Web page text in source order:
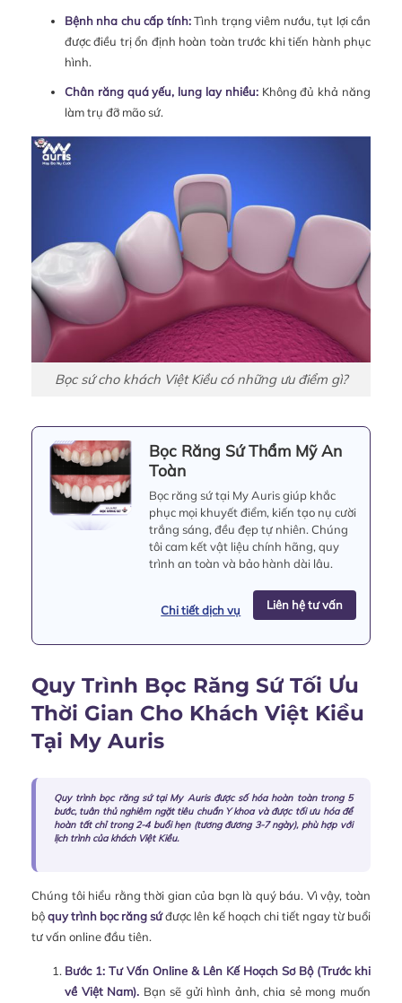
Bệnh nha chu cấp tính:Tình trạng viêm nướu, tụt lợi cần
được điều trị ổn định hoàn toàn trước khi tiến hành phục
hình.
Chân răng quá yếu, lung lay nhiều:Không đủ khả năng
làm trụ đỡ mão sứ.
Bọc sứ cho khách Việt Kiều có những ưu điểm gì?
Bọc Răng Sứ Thẩm Mỹ An
Toàn
Bọc răng sứ tại My Auris giúp khắc
phục mọi khuyết điểm, kiến tạo nụ cười
trắng sáng, đều đẹp tự nhiên. Chúng
tôi cam kết vật liệu chính hãng, quy
trình an toàn và bảo hành dài lâu.
Chi tiết dịch vụ Liên hệ tư vấn
Quy Trình Bọc Răng Sứ Tối Ưu
Thời Gian Cho Khách Việt Kiều
Tại My Auris
Quy trình bọc răng sứ tại My Auris được số hóa hoàn toàn trong 5
bước, tuân thủ nghiêm ngặt tiêu chuẩn Y khoa và được tối ưu hóa để
hoàn tất chỉ trong 2-4 buổi hẹn (tương đương 3-7 ngày), phù hợp với
lịch trình của khách Việt Kiều.
Chúng tôi hiểu rằng thời gian của bạn là quý báu. Vì vậy, toàn
bộquy trình bọc răng sứđược lên kế hoạch chi tiết ngay từ buổi
tư vấn online đầu tiên.
Bước 1: Tư Vấn Online & Lên Kế Hoạch Sơ Bộ (Trước khi
về Việt Nam). Bạn sẽ gửi hình ảnh, chia sẻ mong muốn